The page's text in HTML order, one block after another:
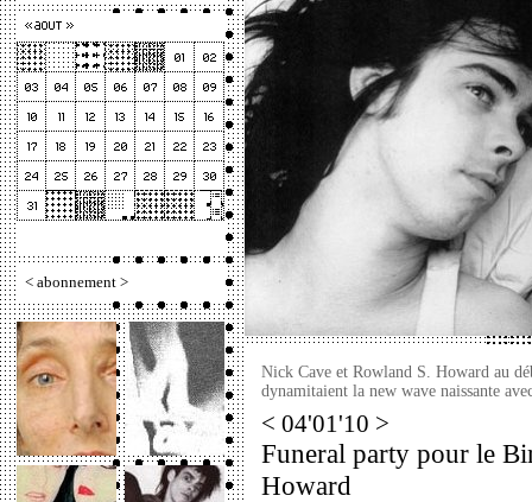
< abonnement >
Nick Cave et Rowland S. Howard au
dynamitaient la new wave naissante
< 04'01'10 >
Funeral party pour le
Howard